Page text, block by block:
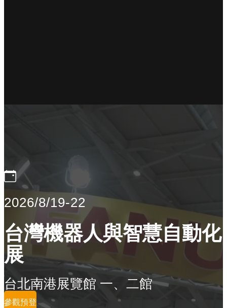
2026/8/19-22
台灣機器人與智慧自動化
展
台北南港展覽館 一、二館
參觀預登